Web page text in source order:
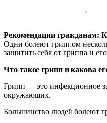
Рекомендации гражданам:
Одни болеют гриппом
защитить себя от гриппа и
Что такое грипп и какова
Грипп — это инфекционное
окружающих.
Большинство людей болеют